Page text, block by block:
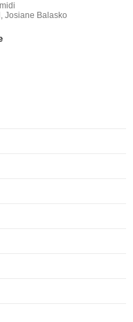
Josiane Balasko